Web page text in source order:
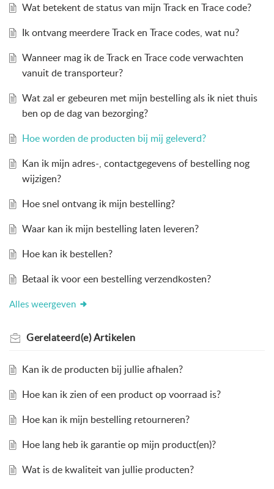
Wat betekent de status van mijn Track en Trace code?
Ik ontvang meerdere Track en Trace codes, wat nu?
Wanneer mag ik de Track en Trace code verwachten
vanuit de transporteur?
Wat zal er gebeuren met mijn bestelling als ik niet thuis
ben op de dag van bezorging?
Hoe worden de producten bij mij geleverd?
Kan ik mijn adres-, contactgegevens of bestelling nog
wijzigen?
Hoe snel ontvang ik mijn bestelling?
Waar kan ik mijn bestelling laten leveren?
Hoe kan ik bestellen?
Betaal ik voor een bestelling verzendkosten?
Alles weergeven
Gerelateerd(e)Artikelen
Kan ik de producten bij jullie afhalen?
Hoe kan ik zien of een product op voorraad is?
Hoe kan ik mijn bestelling retourneren?
Hoe lang heb ik garantie op mijn product(en)?
Wat is de kwaliteit van jullie producten?